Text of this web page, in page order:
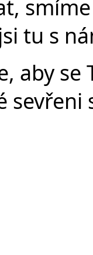
tu s
aby
sevřeni